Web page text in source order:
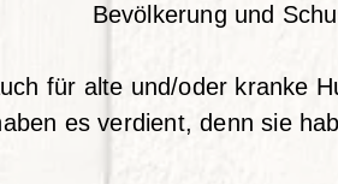
Bevölkerung und
für alte und/oder kranke
es verdient, denn sie